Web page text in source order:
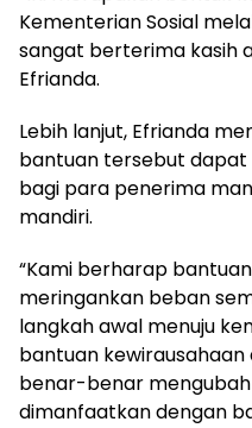
Kementerian Sosial
sangat berterima kasih
Efrianda.
‎Lebih lanjut, Efrianda
bantuan tersebut
bagi para penerima
mandiri.
‎“Kami berharap
meringankan beban
langkah awal menuju
bantuan
benar-benar
dimanfaatkan dengan